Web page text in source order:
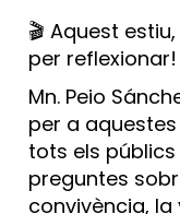
🎬 Aquest
per reflexionar!
Mn. Peio
per a
tots els
preguntes
convivència,